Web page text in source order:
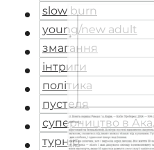
slow burn
young/new adult
змагання
інтриги
політика
пустеля
суперництво в
турнір